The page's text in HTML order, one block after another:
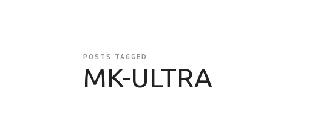
POSTS TAGGED
MK-ULTRA